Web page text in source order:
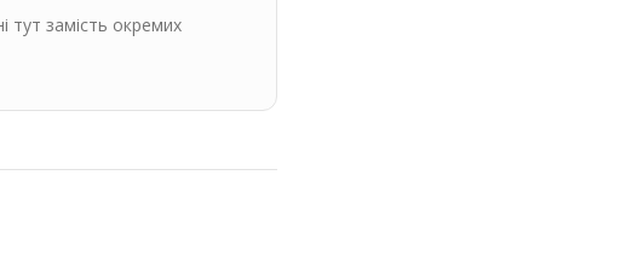
тут замість окремих